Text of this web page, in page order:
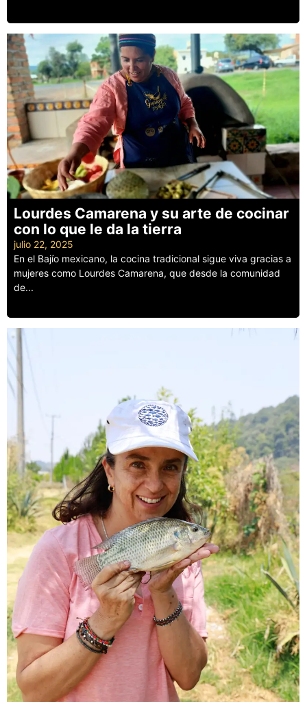
Lourdes Camarena y su arte de cocinar
con lo que le da la tierra
julio 22, 2025
En el Bajío mexicano, la cocina tradicional sigue viva gracias a
mujeres como Lourdes Camarena, que desde la comunidad
de...